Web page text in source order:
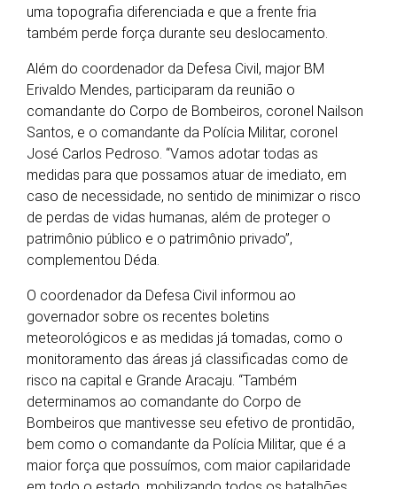
uma topografia diferenciada e que a frente fria
também perde força durante seu deslocamento.
Além do coordenador da Defesa Civil, major BM
Erivaldo Mendes, participaram da reunião o
comandante do Corpo de Bombeiros, coronel Nailson
Santos, e o comandante da Polícia Militar, coronel
José Carlos Pedroso. “Vamos adotar todas as
medidas para que possamos atuar de imediato, em
caso de necessidade, no sentido de minimizar o risco
de perdas de vidas humanas, além de proteger o
patrimônio público e o patrimônio privado”,
complementou Déda.
O coordenador da Defesa Civil informou ao
governador sobre os recentes boletins
meteorológicos e as medidas já tomadas, como o
monitoramento das áreas já classificadas como de
risco na capital e Grande Aracaju. “Também
determinamos ao comandante do Corpo de
Bombeiros que mantivesse seu efetivo de prontidão,
bem como o comandante da Polícia Militar, que é a
maior força que possuímos, com maior capilaridade